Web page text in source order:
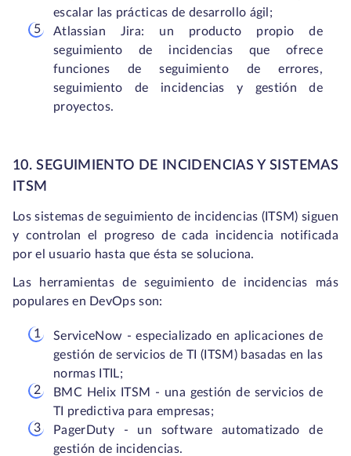
escalar las prácticas de desarrollo ágil;
Atlassian Jira: un producto propio de
seguimiento de incidencias que ofrece
funciones de seguimiento de errores,
seguimiento de incidencias y gestión de
proyectos.
10. SEGUIMIENTO DE INCIDENCIAS Y SISTEMAS
ITSM
Los sistemas de seguimiento de incidencias (ITSM) siguen
y controlan el progreso de cada incidencia notificada
por el usuario hasta que ésta se soluciona.
Las herramientas de seguimiento de incidencias más
populares en DevOps son:
ServiceNow - especializado en aplicaciones de
gestión de servicios de TI (ITSM) basadas en las
normas ITIL;
BMC Helix ITSM - una gestión de servicios de
TI predictiva para empresas;
PagerDuty - un software automatizado de
gestión de incidencias.